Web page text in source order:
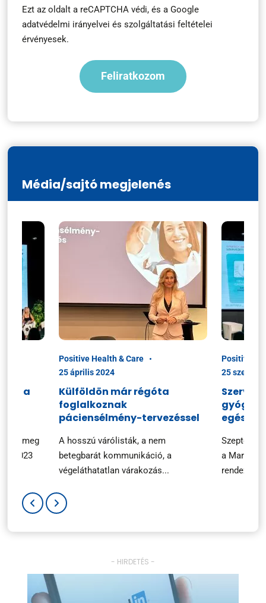
Ezt az oldalt a reCAPTCHA védi, és a Google
adatvédelmi irányelvei és szolgáltatási feltételei
érvényesek.
Média/sajtó megjelenés
a
meg
2023
Positive Health & Care
25 április 2024
Külföldön már régóta
foglalkoznak
páciensélmény-tervezéssel
A hosszú várólisták, a nem
betegbarát kommunikáció, a
végeláthatatlan várakozás...
Positive
25
a
- HIRDETÉS -